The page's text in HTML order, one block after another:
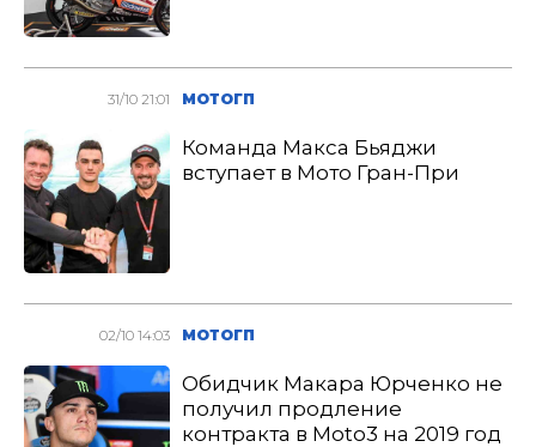
31/10 21:01 МОТОГП
Команда Макса Бьяджи
вступает в Мото Гран-При
02/10 14:03 МОТОГП
Обидчик Макара Юрченко не
получил продление
контракта в Moto3 на 2019 год